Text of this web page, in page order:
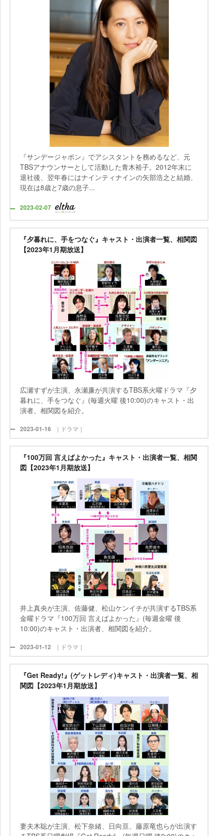
『サンデージャポン』でアシスタントを務めるなど、元
TBSアナウンサーとして活動した青木裕子。2012年末に
退社後、翌年春にはナインティナインの矢部浩之と結婚、
現在は8歳と7歳の息子...
2023-02-07
『夕暮れに、手をつなぐ』キャスト・出演者一覧、相関図
【2023年1月期放送】
広瀬すずが主演、永瀬廉が共演するTBS系火曜ドラマ『夕
暮れに、手をつなぐ』(毎週火曜 後10:00)のキャスト・出
演者、相関図を紹介。
2023-01-16 ｜ドラマ｜
『100万回 言えばよかった』キャスト・出演者一覧、相関
図【2023年1月期放送】
井上真央が主演、佐藤健、松山ケンイチが共演するTBS系
金曜ドラマ『100万回 言えばよかった』(毎週金曜 後
10:00)のキャスト・出演者、相関図を紹介。
2023-01-12 ｜ドラマ｜
『Get Ready!』(ゲットレディ)キャスト・出演者一覧、相
関図【2023年1月期放送】
妻夫木聡が主演、松下奈緒、日向亘、藤原竜也らが出演す